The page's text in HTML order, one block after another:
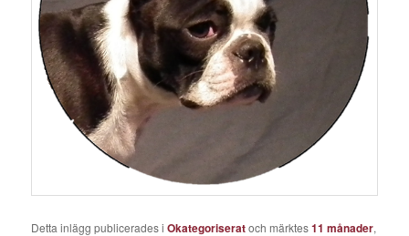
Detta inlägg publicerades iOkategoriseratoch märktes11 månader,